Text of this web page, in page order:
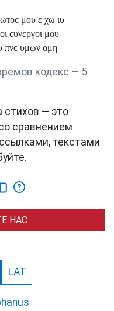
μου ε̅ χ̅ω̅ ι̅υ̅
ϲυνεργοι μου
π̅ν̅ϲ̅ υμων αμη̅
кодекс — 5
стихов — это
сравнением
текстами
НАС
LAT